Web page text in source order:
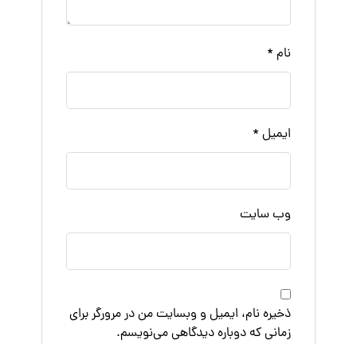
نام *
ایمیل *
وب‌ سایت
ذخیره نام، ایمیل و وبسایت من در مرورگر برای
زمانی که دوباره دیدگاهی می‌نویسم.